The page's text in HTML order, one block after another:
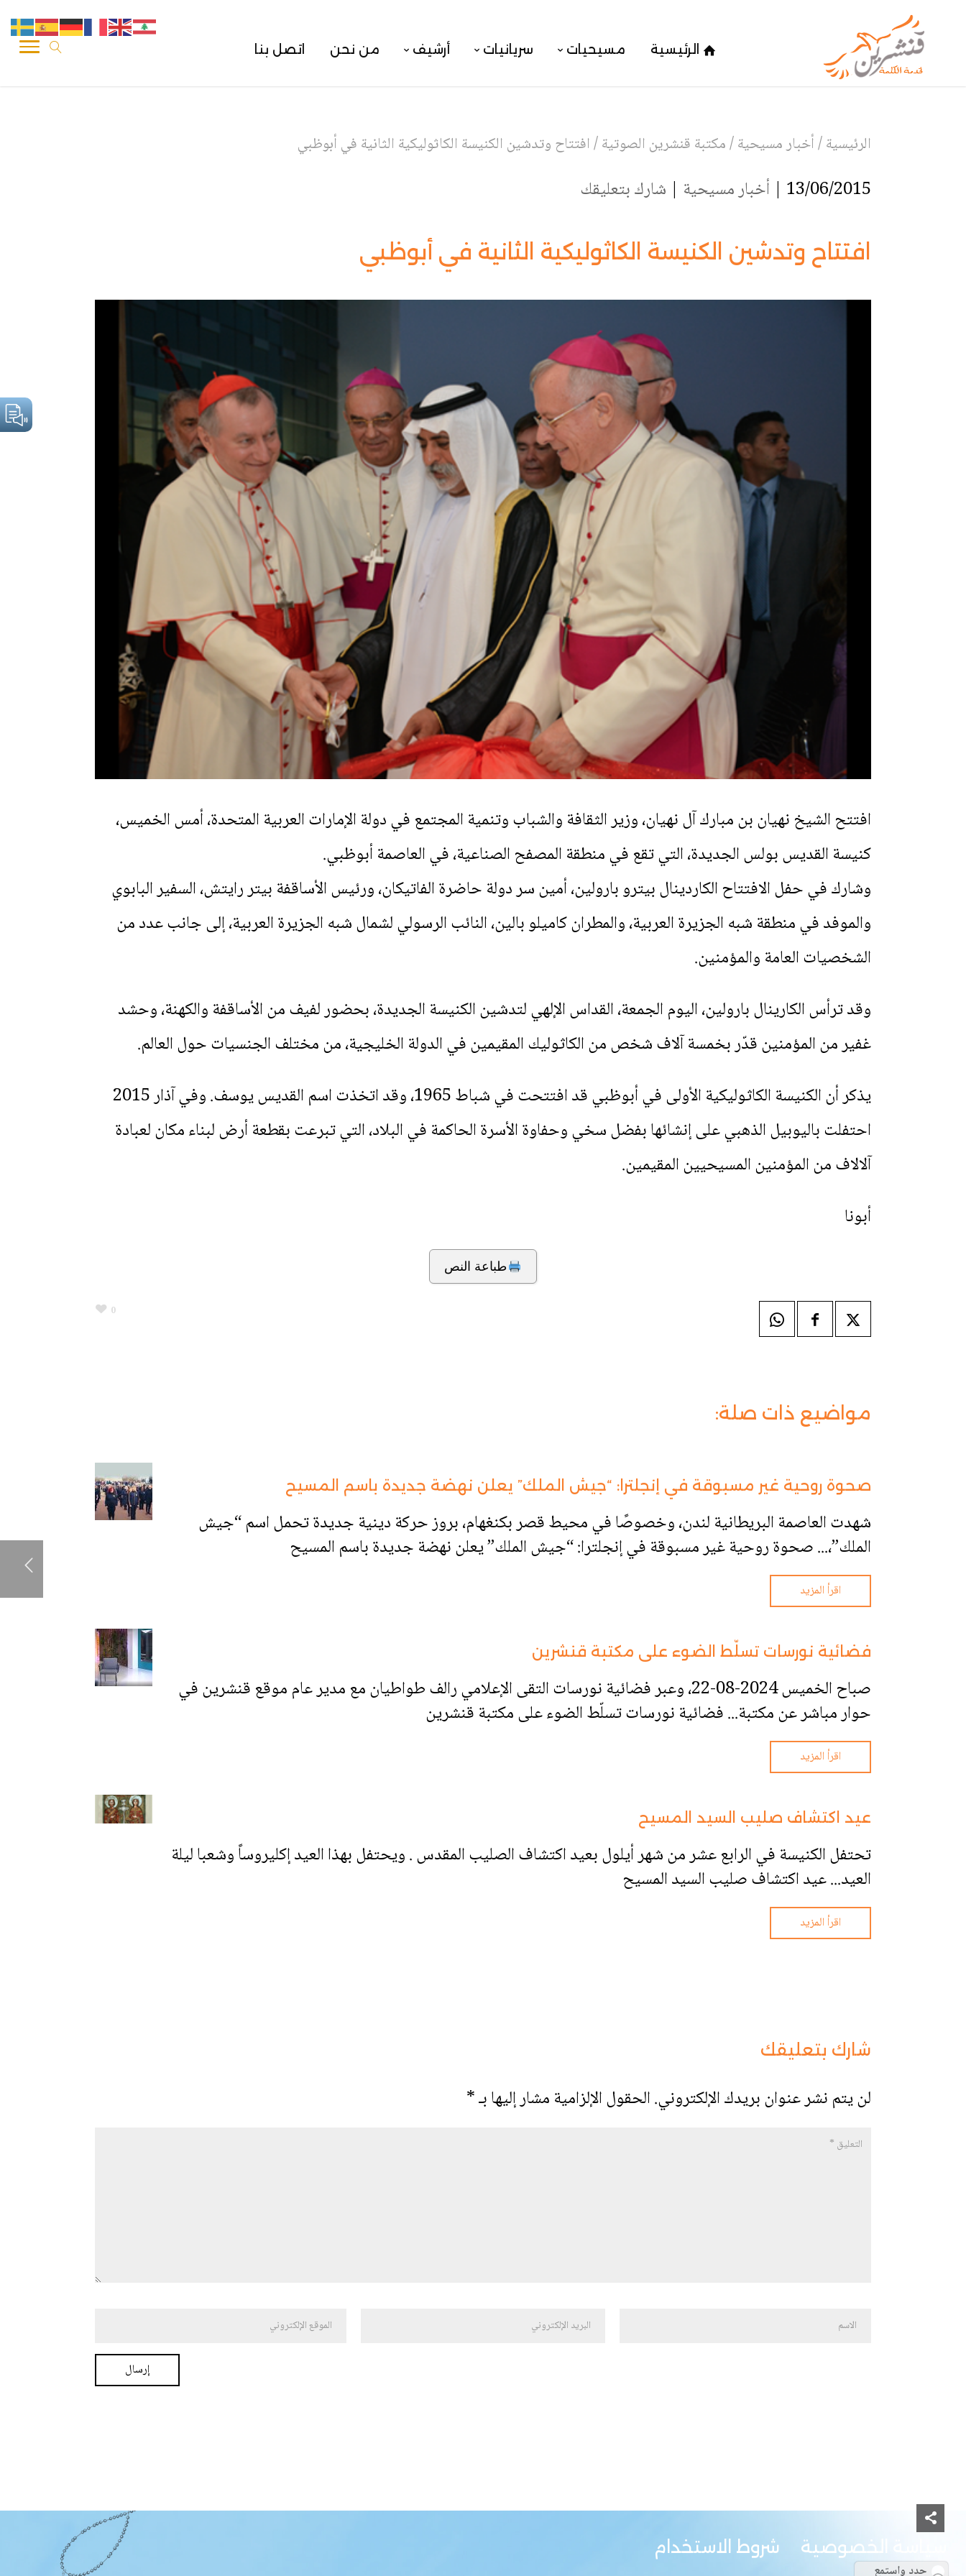
الرئيسية مسيحيات سريانيات أرشيف من نحن اتصل بنا
الرئيسية/أخبار مسيحية/مكتبة قنشرين الصوتية/افتتاح وتدشين الكنيسة الكاثوليكية الثانية في أبوظبي
13/06/2015 | أخبار مسيحية | شارك بتعليقك
افتتاح وتدشين الكنيسة الكاثوليكية الثانية في أبوظبي
افتتح الشيخ نهيان بن مبارك آل نهيان، وزير الثقافة والشباب وتنمية المجتمع في دولة الإمارات العربية المتحدة، أمس الخميس،
كنيسة القديس بولس الجديدة، التي تقع في منطقة المصفح الصناعية، في العاصمة أبوظبي.
وشارك في حفل الافتتاح الكاردينال بيترو بارولين، أمين سر دولة حاضرة الفاتيكان، ورئيس الأساقفة بيتر رايتش، السفير البابوي
والموفد في منطقة شبه الجزيرة العربية، والمطران كاميلو بالين، النائب الرسولي لشمال شبه الجزيرة العربية، إلى جانب عدد من
الشخصيات العامة والمؤمنين.
وقد ترأس الكارينال بارولين، اليوم الجمعة، القداس الإلهي لتدشين الكنيسة الجديدة، بحضور لفيف من الأساقفة والكهنة، وحشد
غفير من المؤمنين قدّر بخمسة آلاف شخص من الكاثوليك المقيمين في الدولة الخليجية، من مختلف الجنسيات حول العالم.
يذكر أن الكنيسة الكاثوليكية الأولى في أبوظبي قد افتتحت في شباط 1965، وقد اتخذت اسم القديس يوسف. وفي آذار 2015
احتفلت باليوبيل الذهبي على إنشائها بفضل سخي وحفاوة الأسرة الحاكمة في البلاد، التي تبرعت بقطعة أرض لبناء مكان لعبادة
آلالاف من المؤمنين المسيحيين المقيمين.
أبونا
طباعة النص
0
مواضيع ذات صلة:
صحوة روحية غير مسبوقة في إنجلترا: “جيش الملك” يعلن نهضة جديدة باسم المسيح
شهدت العاصمة البريطانية لندن، وخصوصًا في محيط قصر بكنغهام، بروز حركة دينية جديدة تحمل اسم “جيش
الملك”،... صحوة روحية غير مسبوقة في إنجلترا: “جيش الملك” يعلن نهضة جديدة باسم المسيح
اقرأ المزيد
فضائية نورسات تسلّط الضوء على مكتبة قنشرين
صباح الخميس 2024-08-22، وعبر فضائية نورسات التقى الإعلامي رالف طواطيان مع مدير عام موقع قنشرين في
حوار مباشر عن مكتبة... فضائية نورسات تسلّط الضوء على مكتبة قنشرين
اقرأ المزيد
عيد اكتشاف صليب السيد المسيح
تحتفل الكنيسة في الرابع عشر من شهر أيلول بعيد اكتشاف الصليب المقدس . ويحتفل بهذا العيد إكليروساً وشعبا ليلة
العيد... عيد اكتشاف صليب السيد المسيح
اقرأ المزيد
شارك بتعليقك
لن يتم نشر عنوان بريدك الإلكتروني.الحقول الإلزامية مشار إليها بـ*
سياسة الخصوصية شروط الاستخدام
حدد واستمع